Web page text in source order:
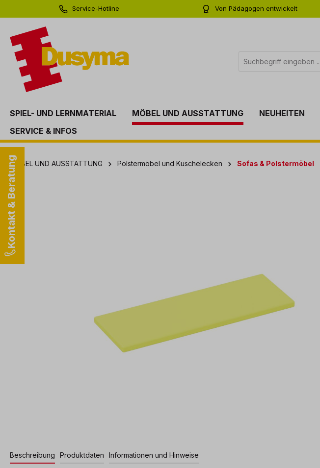
Zur Hauptnavigation springen
Service-Hotline
Von Pädagogen entwickelt
SPIEL- UND LERNMATERIAL MÖBEL UND AUSSTATTUNG NEUHEITEN
SERVICE & INFOS
Kontakt & Beratung
MÖBEL UND AUSSTATTUNG Polstermöbel und Kuschelecken Sofas & Polstermöbel
Bildergalerie überspringen
Beschreibung Produktdaten Informationen und Hinweise